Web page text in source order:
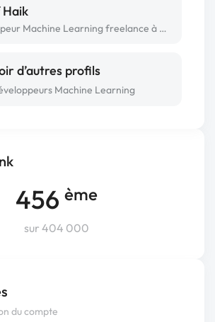
456 ème
sur 404 000
du compte
Haik
Développeur Machine Learning freelance à Charenton le pont
d’autres profils
Machine Learning